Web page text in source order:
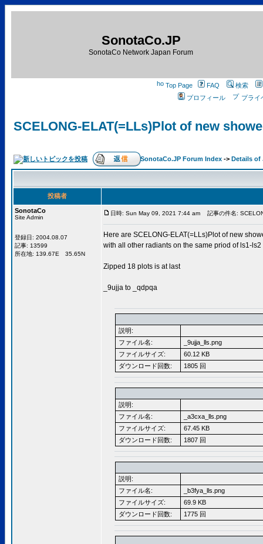
SonotaCo.JP
SonotaCo Network Japan Forum
Top Page FAQ
検索
プロフィール
プライ
SCELONG-ELAT(=LLs)Plot of new
SonotaCo.JP Forum Index -> Details of
投稿者
SonotaCo
Site Admin
登録日: 2004.08.07
記事: 13599
所在地: 139.67E 35.65N
日時: Sun May 09, 2021 7:44 am 記事の件名:
Here are SCELONG-ELAT(=LLs)Plot of new
with all other radiants on the same priod of ls1-ls2
Zipped 18 plots is at last
_9ujja to _qdpqa
説明:
ファイル名:
_9ujja_lls.png
ファイルサイズ:
60.12 KB
ダウンロード回数:
1805 回
説明:
ファイル名:
_a3cxa_lls.png
ファイルサイズ:
67.45 KB
ダウンロード回数:
1807 回
説明:
ファイル名:
_b3fya_lls.png
ファイルサイズ:
69.9 KB
ダウンロード回数:
1775 回